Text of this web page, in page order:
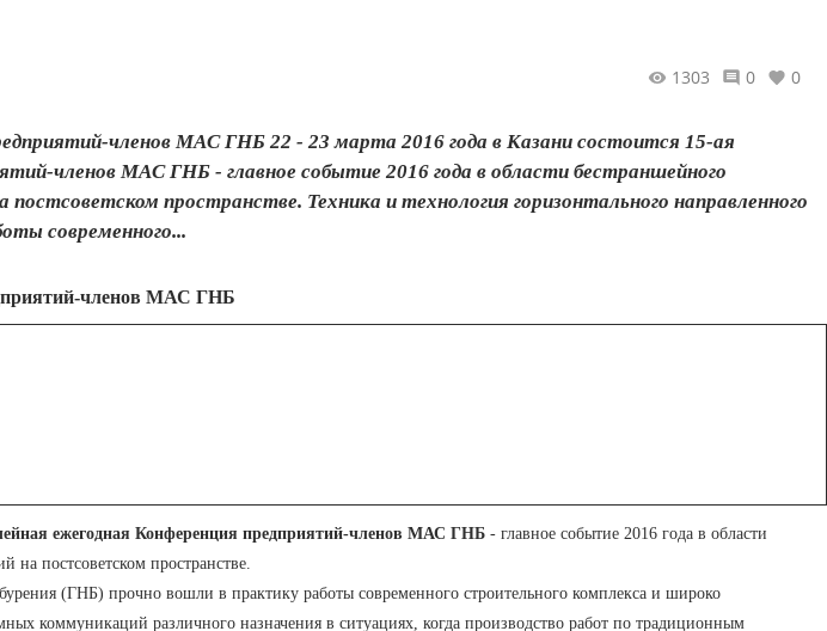
1303 0 0
членов МАС ГНБ 22 - 23 марта 2016 года в Казани состоится 15-ая
членов МАС ГНБ - главное событие 2016 года в области бестраншейного
пространстве. Техника и технология горизонтального направленного
современного...
членов МАС ГНБ
ежегодная Конференция предприятий-членов МАС ГНБ - главное событие 2016 года в области
на постсоветском пространстве.
(ГНБ) прочно вошли в практику работы современного строительного комплекса и широко
коммуникаций различного назначения в ситуациях, когда производство работ по традиционным